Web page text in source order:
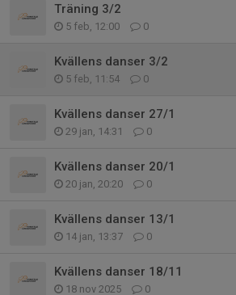
Träning 3/2
5 feb, 12:00 0
Kvällens danser 3/2
5 feb, 11:54 0
Kvällens danser 27/1
29 jan, 14:31 0
Kvällens danser 20/1
20 jan, 20:20 0
Kvällens danser 13/1
14 jan, 13:37 0
Kvällens danser 18/11
18 nov 2025 0